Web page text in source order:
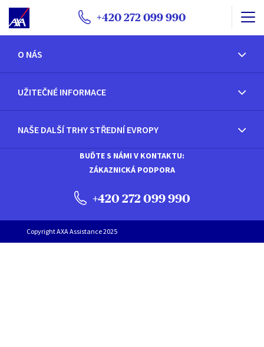
+420 272 099 990
O NÁS
UŽITEČNÉ INFORMACE
NAŠE DALŠÍ TRHY STŘEDNÍ EVROPY
BUĎTE S NÁMI V KONTAKTU:
ZÁKAZNICKÁ PODPORA
+420 272 099 990
Copyright AXA Assistance 2025